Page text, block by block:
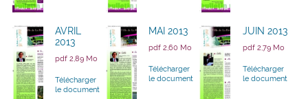
AVRIL
2013
pdf 2,89 Mo
Télécharger
le document
MAI 2013
pdf 2,60 Mo
Télécharger
le document
JUIN 2013
pdf 2,79 Mo
Télécharger
le document